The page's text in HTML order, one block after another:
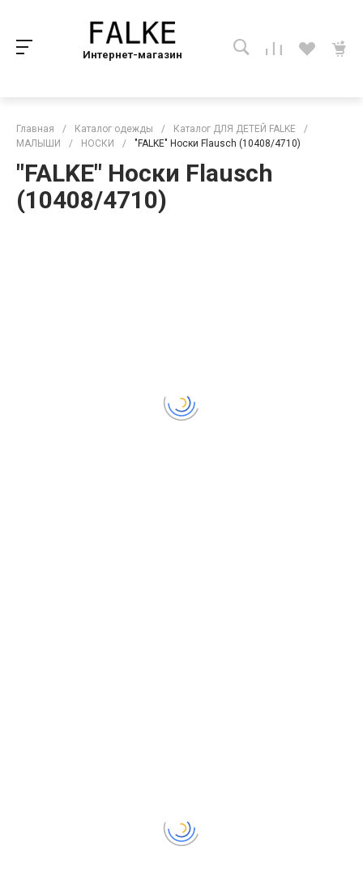
Интернет-магазин
Главная / Каталог одежды / Каталог ДЛЯ ДЕТЕЙ FALKE
/
МАЛЫШИ
/ НОСКИ / "FALKE" Носки Flausch (10408/4710)
"FALKE" Носки Flausch
(10408/4710)